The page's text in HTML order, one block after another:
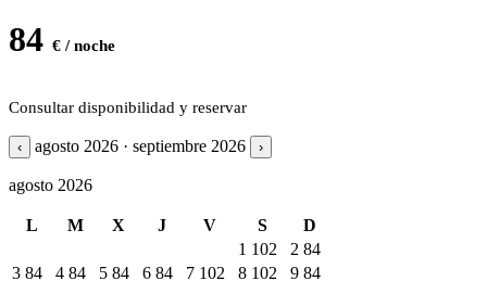
84 € / noche
Consultar disponibilidad y reservar
‹ agosto 2026 · septiembre 2026 ›
agosto 2026
L M X J V S
D
1 102 2 84
3 84 4 84 5 84 6 84 7 102 8 102 9 84